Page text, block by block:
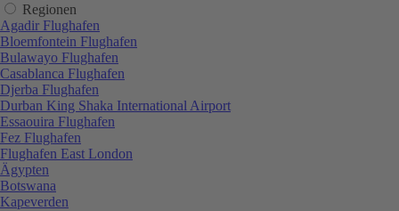
Regionen
Agadir Flughafen
Bloemfontein Flughafen
Bulawayo Flughafen
Casablanca Flughafen
Djerba Flughafen
Durban King Shaka International Airport
Essaouira Flughafen
Fez Flughafen
Flughafen East London
Ägypten
Botswana
Kapeverden